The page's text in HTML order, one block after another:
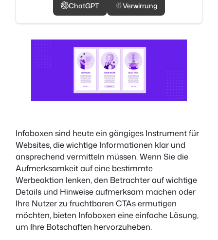
ChatGPT Verwirrung
Infoboxen sind heute ein gängiges Instrument für
Websites, die wichtige Informationen klar und
ansprechend vermitteln müssen. Wenn Sie die
Aufmerksamkeit auf eine bestimmte
Werbeaktion lenken, den Betrachter auf wichtige
Details und Hinweise aufmerksam machen oder
Ihre Nutzer zu fruchtbaren CTAs ermutigen
möchten, bieten Infoboxen eine einfache Lösung,
um Ihre Botschaften hervorzuheben.